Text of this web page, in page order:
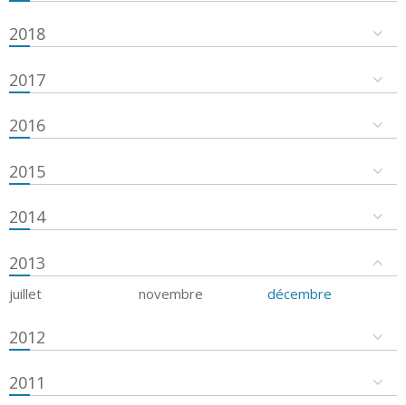
2018
2017
2016
2015
2014
2013
juillet novembre décembre
2012
2011